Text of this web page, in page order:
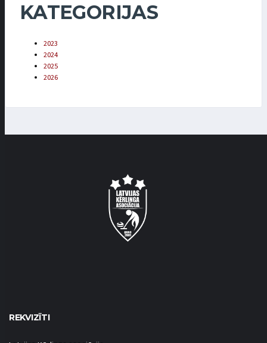
KATEGORIJAS
2023
2024
2025
2026
REKVIZĪTI